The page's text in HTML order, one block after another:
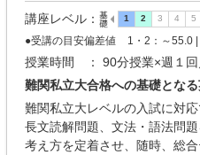
講座レベル ：
●受講の目安偏差値 1・2：～55.0 |
授業時間
： 90分授業×週１
難関私立大合格への基礎とな
難関私立大レベルの入試に対
長文読解問題、文法・語法問
考え方を定着させ、随時、総